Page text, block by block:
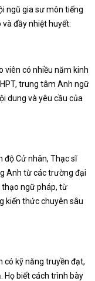
ngũ gia sư môn tiếng
đầy nhiệt huyết:
viên có nhiều năm kinh
trung tâm Anh ngữ
dung và yêu cầu của
độ Cử nhân, Thạc sĩ
Anh từ các trường đại
thạo ngữ pháp, từ
kiến thức chuyên sâu
có kỹ năng truyền đạt,
Họ biết cách trình bày